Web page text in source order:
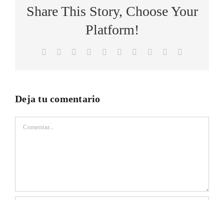
Share This Story, Choose Your
Platform!
Facebook
TwitterReddit LinkedInWhatsApp
TumblrPinterest Xing
Deja tu comentario
Comentar